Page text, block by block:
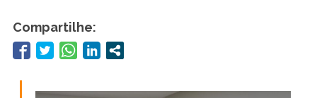
Compartilhe: